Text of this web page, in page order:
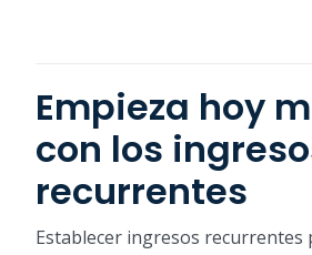
Empieza hoy
con los
recurrentes
Establecer ingresos recurrentes